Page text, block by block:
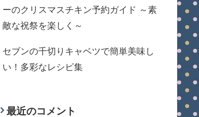
ーのクリスマスチキン予約ガイド ～素
敵な祝祭を楽しく～
セブンの千切りキャベツで簡単美味し
い！多彩なレシピ集
最近のコメント